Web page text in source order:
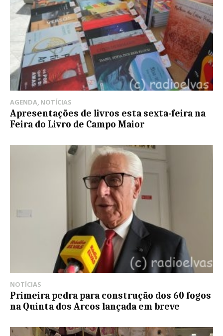
AGENDA, NOTÍCIAS
Apresentações de livros esta sexta-feira na
Feira do Livro de Campo Maior
NOTÍCIAS
Primeira pedra para construção dos 60 fogos
na Quinta dos Arcos lançada em breve